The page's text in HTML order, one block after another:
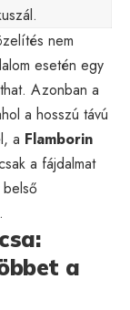
nem
esetén egy
Azonban a
a hosszú távú
a Flamborin
a fájdalmat
a